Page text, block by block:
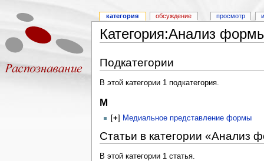
Категория:Анализ
Подкатегории
В этой категории 1 подкатегория.
М
+ Медиальное представление формы
Статьи в категории «Анализ
В этой категории 1 статья.
категория обсуждение просмотр